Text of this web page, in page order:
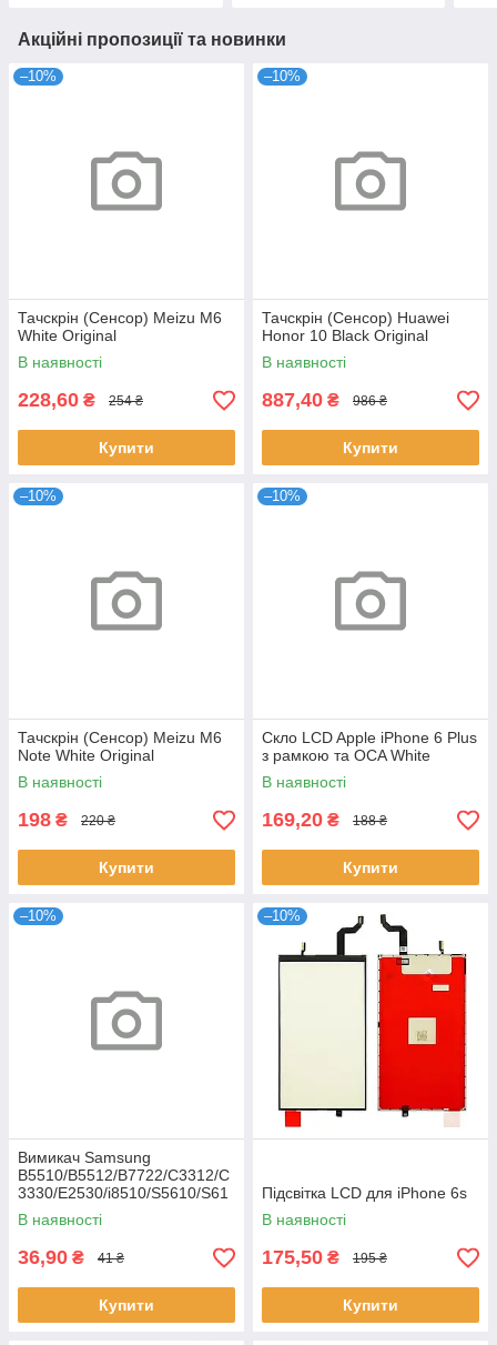
Акційні пропозиції та новинки
–10%
Тачскрін (Сенсор) Meizu M6
White Original
В наявності
228,60 ₴ 254 ₴
Купити
–10%
Тачскрін (Сенсор) Huawei
Honor 10 Black Original
В наявності
887,40 ₴ 986 ₴
Купити
–10%
Тачскрін (Сенсор) Meizu M6
Note White Original
В наявності
198 ₴ 220 ₴
Купити
–10%
Скло LCD Apple iPhone 6 Plus
з рамкою та OCA White
В наявності
169,20 ₴ 188 ₴
Купити
–10%
Вимикач Samsung
B5510/B5512/B7722/C3312/C
3330/E2530/i8510/S5610/S61
02
В наявності
36,90 ₴ 41 ₴
Купити
–10%
Підсвітка LCD для iPhone 6s
В наявності
175,50 ₴ 195 ₴
Купити